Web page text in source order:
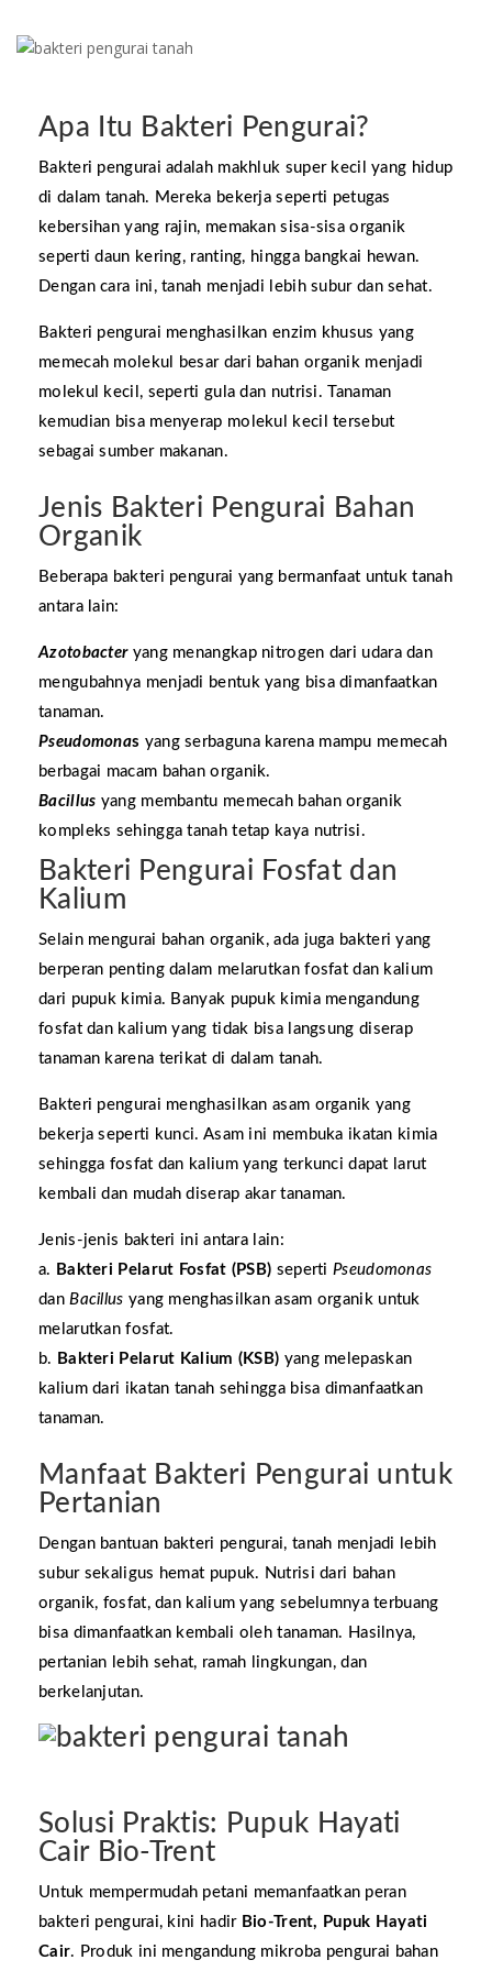
Apa Itu Bakteri Pengurai?
Bakteri pengurai adalah makhluk super kecil yang hidup
di dalam tanah. Mereka bekerja seperti petugas
kebersihan yang rajin, memakan sisa-sisa organik
seperti daun kering, ranting, hingga bangkai hewan.
Dengan cara ini, tanah menjadi lebih subur dan sehat.
Bakteri pengurai menghasilkan enzim khusus yang
memecah molekul besar dari bahan organik menjadi
molekul kecil, seperti gula dan nutrisi. Tanaman
kemudian bisa menyerap molekul kecil tersebut
sebagai sumber makanan.
Jenis Bakteri Pengurai Bahan
Organik
Beberapa bakteri pengurai yang bermanfaat untuk tanah
antara lain:
Azotobacteryang menangkap nitrogen dari udara dan
mengubahnya menjadi bentuk yang bisa dimanfaatkan
tanaman.
Pseudomonas yang serbaguna karena mampu memecah
berbagai macam bahan organik.
Bacillus yang membantu memecah bahan organik
kompleks sehingga tanah tetap kaya nutrisi.
Bakteri Pengurai Fosfat dan
Kalium
Selain mengurai bahan organik, ada juga bakteri yang
berperan penting dalam melarutkan fosfat dan kalium
dari pupuk kimia. Banyak pupuk kimia mengandung
fosfat dan kalium yang tidak bisa langsung diserap
tanaman karena terikat di dalam tanah.
Bakteri pengurai menghasilkan asam organik yang
bekerja seperti kunci. Asam ini membuka ikatan kimia
sehingga fosfat dan kalium yang terkunci dapat larut
kembali dan mudah diserap akar tanaman.
Jenis-jenis bakteri ini antara lain:
a. Bakteri Pelarut Fosfat (PSB) sepertiPseudomonas
danBacillus yang menghasilkan asam organik untuk
melarutkan fosfat.
b. Bakteri Pelarut Kalium (KSB) yang melepaskan
kalium dari ikatan tanah sehingga bisa dimanfaatkan
tanaman.
Manfaat Bakteri Pengurai untuk
Pertanian
Dengan bantuan bakteri pengurai, tanah menjadi lebih
subur sekaligus hemat pupuk. Nutrisi dari bahan
organik, fosfat, dan kalium yang sebelumnya terbuang
bisa dimanfaatkan kembali oleh tanaman. Hasilnya,
pertanian lebih sehat, ramah lingkungan, dan
berkelanjutan.
Solusi Praktis: Pupuk Hayati
Cair Bio-Trent
Untuk mempermudah petani memanfaatkan peran
bakteri pengurai, kini hadir Bio-Trent, Pupuk Hayati
Cair. Produk ini mengandung mikroba pengurai bahan